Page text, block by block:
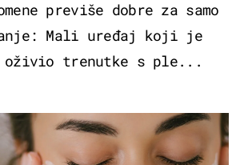
previše dobre za samo
Mali uređaj koji je
oživio trenutke s ple...